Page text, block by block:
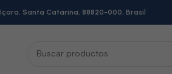
Içara, Santa Catarina, 88820-000, Brasil